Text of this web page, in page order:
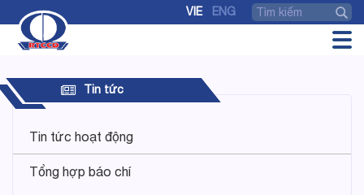
VIE ENG
Tin tức
Tin tức hoạt động
Tổng hợp báo chí